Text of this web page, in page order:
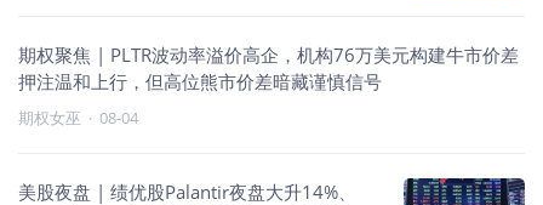
期权聚焦 | PLTR波动率溢价高企，机构76万美元构建牛市价差
押注温和上行，但高位熊市价差暗藏谨慎信号
期权女巫 · 08-04
美股夜盘 | 绩优股Palantir夜盘大升14%、